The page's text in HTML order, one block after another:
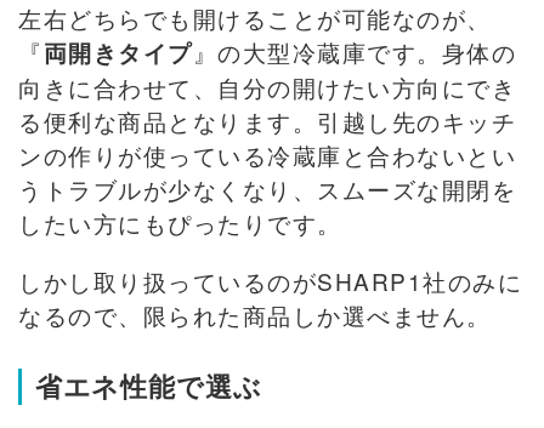
左右どちらでも開けることが可能なのが、
『両開きタイプ』の大型冷蔵庫です。身体の
向きに合わせて、自分の開けたい方向にでき
る便利な商品となります。引越し先のキッチ
ンの作りが使っている冷蔵庫と合わないとい
うトラブルが少なくなり、スムーズな開閉を
したい方にもぴったりです。
しかし取り扱っているのがSHARP1社のみに
なるので、限られた商品しか選べません。
省エネ性能で選ぶ